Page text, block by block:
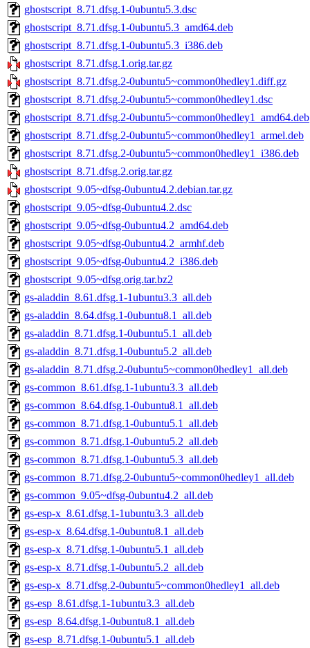
ghostscript_8.71.dfsg.1-0ubuntu5.3.dsc
ghostscript_8.71.dfsg.1-0ubuntu5.3_amd64.deb
ghostscript_8.71.dfsg.1-0ubuntu5.3_i386.deb
ghostscript_8.71.dfsg.1.orig.tar.gz
ghostscript_8.71.dfsg.2-0ubuntu5~common0hedley1.diff.gz
ghostscript_8.71.dfsg.2-0ubuntu5~common0hedley1.dsc
ghostscript_8.71.dfsg.2-0ubuntu5~common0hedley1_amd64.deb
ghostscript_8.71.dfsg.2-0ubuntu5~common0hedley1_armel.deb
ghostscript_8.71.dfsg.2-0ubuntu5~common0hedley1_i386.deb
ghostscript_8.71.dfsg.2.orig.tar.gz
ghostscript_9.05~dfsg-0ubuntu4.2.debian.tar.gz
ghostscript_9.05~dfsg-0ubuntu4.2.dsc
ghostscript_9.05~dfsg-0ubuntu4.2_amd64.deb
ghostscript_9.05~dfsg-0ubuntu4.2_armhf.deb
ghostscript_9.05~dfsg-0ubuntu4.2_i386.deb
ghostscript_9.05~dfsg.orig.tar.bz2
gs-aladdin_8.61.dfsg.1-1ubuntu3.3_all.deb
gs-aladdin_8.64.dfsg.1-0ubuntu8.1_all.deb
gs-aladdin_8.71.dfsg.1-0ubuntu5.1_all.deb
gs-aladdin_8.71.dfsg.1-0ubuntu5.2_all.deb
gs-aladdin_8.71.dfsg.2-0ubuntu5~common0hedley1_all.deb
gs-common_8.61.dfsg.1-1ubuntu3.3_all.deb
gs-common_8.64.dfsg.1-0ubuntu8.1_all.deb
gs-common_8.71.dfsg.1-0ubuntu5.1_all.deb
gs-common_8.71.dfsg.1-0ubuntu5.2_all.deb
gs-common_8.71.dfsg.1-0ubuntu5.3_all.deb
gs-common_8.71.dfsg.2-0ubuntu5~common0hedley1_all.deb
gs-common_9.05~dfsg-0ubuntu4.2_all.deb
gs-esp-x_8.61.dfsg.1-1ubuntu3.3_all.deb
gs-esp-x_8.64.dfsg.1-0ubuntu8.1_all.deb
gs-esp-x_8.71.dfsg.1-0ubuntu5.1_all.deb
gs-esp-x_8.71.dfsg.1-0ubuntu5.2_all.deb
gs-esp-x_8.71.dfsg.2-0ubuntu5~common0hedley1_all.deb
gs-esp_8.61.dfsg.1-1ubuntu3.3_all.deb
gs-esp_8.64.dfsg.1-0ubuntu8.1_all.deb
gs-esp_8.71.dfsg.1-0ubuntu5.1_all.deb